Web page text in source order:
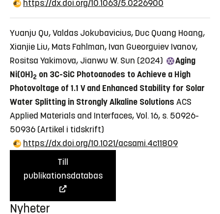
https://dx.doi.org/10.1063/5.0226900
Yuanju Qu, Valdas Jokubavicius, Duc Quang Hoang,
Xianjie Liu, Mats Fahlman, Ivan Gueorguiev Ivanov,
Rositsa Yakimova, Jianwu W. Sun (2024)
Aging
Ni(OH)2 on 3C-SiC Photoanodes to Achieve a High
Photovoltage of 1.1 V and Enhanced Stability for Solar
Water Splitting in Strongly Alkaline Solutions ACS
Applied Materials and Interfaces, Vol. 16, s. 50926-
50936 (Artikel i tidskrift)
https://dx.doi.org/10.1021/acsami.4c11809
Till
publikationsdatabas
Nyheter